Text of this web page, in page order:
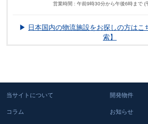
営業時間 : 午前9時30分から午後6時まで (
▶ 日本国内の物流施設をお探しの方はこ
索】
当サイトについて 開発物件
コラム お知らせ